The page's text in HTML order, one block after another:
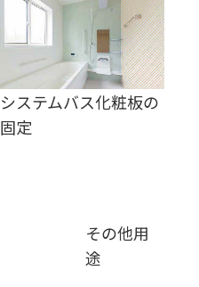
システムバス化粧板の
固定
その他用
途